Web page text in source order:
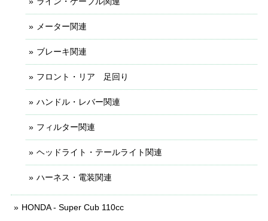
メーター関連
ブレーキ関連
フロント・リア 足回り
ハンドル・レバー関連
フィルター関連
ヘッドライト・テールライト関連
ハーネス・電装関連
HONDA - Super Cub 110cc